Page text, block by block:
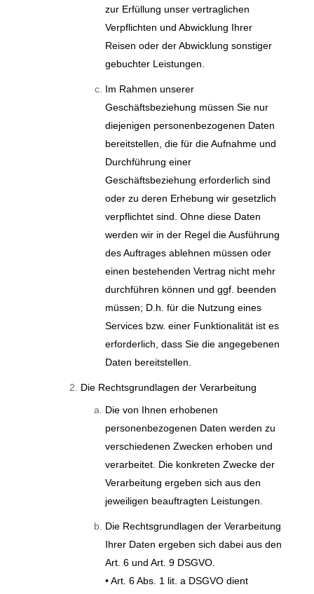
zur Erfüllung unser vertraglichen
Verpflichten und Abwicklung Ihrer
Reisen oder der Abwicklung sonstiger
gebuchter Leistungen.
Im Rahmen unserer
Geschäftsbeziehung müssen Sie nur
diejenigen personenbezogenen Daten
bereitstellen, die für die Aufnahme und
Durchführung einer
Geschäftsbeziehung erforderlich sind
oder zu deren Erhebung wir gesetzlich
verpflichtet sind. Ohne diese Daten
werden wir in der Regel die Ausführung
des Auftrages ablehnen müssen oder
einen bestehenden Vertrag nicht mehr
durchführen können und ggf. beenden
müssen; D.h. für die Nutzung eines
Services bzw. einer Funktionalität ist es
erforderlich, dass Sie die angegebenen
Daten bereitstellen.
Die Rechtsgrundlagen der Verarbeitung
Die von Ihnen erhobenen
personenbezogenen Daten werden zu
verschiedenen Zwecken erhoben und
verarbeitet. Die konkreten Zwecke der
Verarbeitung ergeben sich aus den
jeweiligen beauftragten Leistungen.
Die Rechtsgrundlagen der Verarbeitung
Ihrer Daten ergeben sich dabei aus den
Art. 6 und Art. 9 DSGVO.
• Art. 6 Abs. 1 lit. a DSGVO dient